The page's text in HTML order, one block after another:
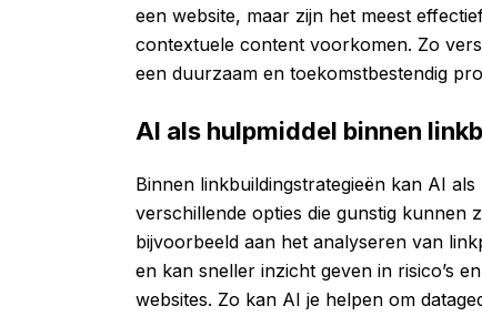
een website, maar zijn het meest
contextuele content voorkomen. Zo
een duurzaam en toekomstbestendig
AI als hulpmiddel binnen
Binnen linkbuildingstrategieën kan AI
verschillende opties die gunstig kunnen
bijvoorbeeld aan het analyseren van
en kan sneller inzicht geven in risico’s
websites. Zo kan AI je helpen om